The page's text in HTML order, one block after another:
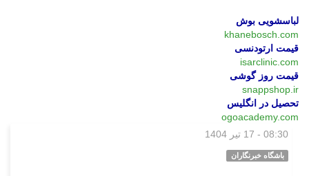
لباسشویی بوش
khanebosch.com
قیمت ارتودنسی
isarclinic.com
قیمت روز گوشی
snappshop.ir
تحصیل در انگلیس
ogoacademy.com
08:30 - 17 تیر 1404
باشگاه خبرنگاران